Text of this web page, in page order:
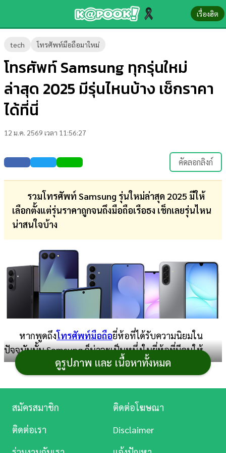
เรื่องฮิต
tech โทรศัพท์มือถือมาใหม่
โทรศัพท์ Samsung ทุกรุ่นใหม่
ล่าสุด 2025 มีรุ่นไหนบ้าง เช็กราคา
ได้ที่นี่
12 ม.ค. 2569 เวลา 11:56:27
คัดลอกลิงก์
รวมโทรศัพท์ Samsung รุ่นใหม่ล่าสุด 2025 มีให้
เลือกตั้งแต่รุ่นราคาถูกจนถึงมือถือเรือธง เช็กเลยรุ่นไหน
น่าสนใจบ้าง
หากพูดถึงโทรศัพท์มือถือยี่ห้อที่ได้รับความนิยมใน
ปัจจุบันนั้น Samsung ก็น่าจะเป็นหนึ่งในยี่ห้อที่มีคนให้
ความสนใจอยู่ไม่น้อย และมีให้เลือกค่อนข้างหลากหลาย
ตั้งแต่รุ่นราคาประหยัดไปจนถึงระดับเรือธง จนหลายคนอาจ
จะเลือกไม่ถูกหรือไม่รู้ว่ามีรุ่นไหนกำลังจำหน่ายในปี 2025
บ้าง วันนี้Kapook Tech จึงได้รวบรวมโทรศัพท์ Samsung
จะมีรุ่นไหนและราคาเท่าไรบ้างนั้นลองตามไปดูกันเลย
ดูรูปภาพ และ เนื้อหาทั้งหมด
ข่าว-
ความ
รู้
ข่าว
บันเทิง
ตรวจ
หวย
บอล
สด
การ
ศึกษา
บันเทิง
ดู
หนัง
สมัครสมาชิก
ติดต่อโฆษณา
ติดต่อเรา
Disclaimer